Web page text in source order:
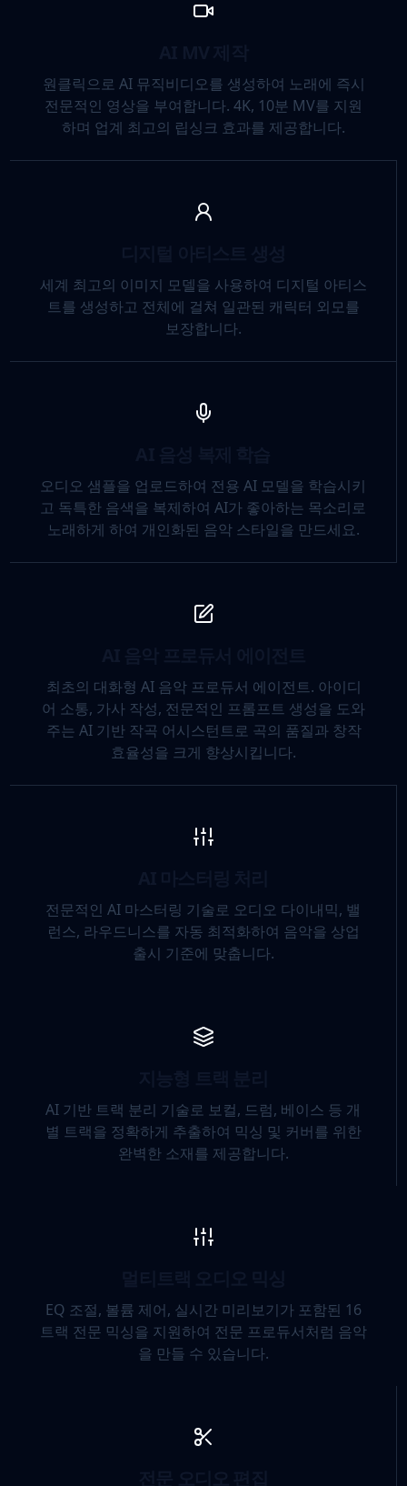
원클릭으로 AI 뮤직비디오를 생성하여 노래에 즉시
전문적인 영상을 부여합니다. 4K, 10분 MV를 지원
하며 업계 최고의 립싱크 효과를 제공합니다.
세계 최고의 이미지 모델을 사용하여 디지털 아티스
트를 생성하고 전체에 걸쳐 일관된 캐릭터 외모를
보장합니다.
오디오 샘플을 업로드하여 전용 AI 모델을 학습시키
고 독특한 음색을 복제하여 AI가 좋아하는 목소리로
노래하게 하여 개인화된 음악 스타일을 만드세요.
최초의 대화형 AI 음악 프로듀서 에이전트. 아이디
어 소통, 가사 작성, 전문적인 프롬프트 생성을 도와
주는 AI 기반 작곡 어시스턴트로 곡의 품질과 창작
효율성을 크게 향상시킵니다.
전문적인 AI 마스터링 기술로 오디오 다이내믹, 밸
런스, 라우드니스를 자동 최적화하여 음악을 상업
출시 기준에 맞춥니다.
AI 기반 트랙 분리 기술로 보컬, 드럼, 베이스 등 개
별 트랙을 정확하게 추출하여 믹싱 및 커버를 위한
완벽한 소재를 제공합니다.
EQ 조절, 볼륨 제어, 실시간 미리보기가 포함된 16
트랙 전문 믹싱을 지원하여 전문 프로듀서처럼 음악
을 만들 수 있습니다.